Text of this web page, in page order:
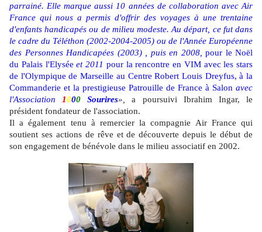
parrainé. Elle marque aussi 10 années de collaboration avec Air
France qui nous a permis d'offrir des voyages à une trentaine
d'enfants handicapés ou de milieu modeste. Au départ, ce fut dans
le cadre du Téléthon (2002-2004-2005) ou de l'Année Européenne
des Personnes Handicapées (2003) , puis en 2008, pour le Noël
du Palais l'Elyséeet 2011 pour la rencontre en VIM avec les stars
de l'Olympique de Marseille au Centre Robert Louis Dreyfus, à la
Commanderie et la prestigieuse Patrouille de France à Salon avec
l'Association1000 Sourires», a poursuivi Ibrahim Ingar, le
président fondateur de l'association.
Il a également tenu à remercier la compagnie Air France qui
soutient ses actions de rêve et de découverte depuis le début de
son engagement de bénévole dans le milieu associatif en 2002.